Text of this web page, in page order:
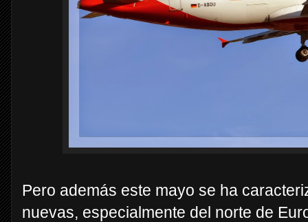
Pero además este mayo se ha
nuevas, especialmente del norte de